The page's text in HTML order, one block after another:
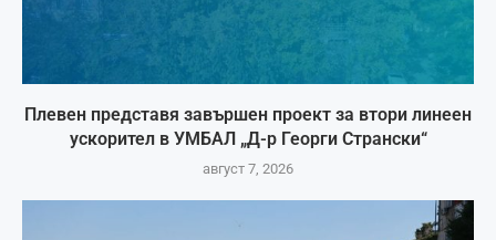
Плевен представя завършен проект за втори линеен
ускорител в УМБАЛ „Д-р Георги Странски“
август 7, 2026